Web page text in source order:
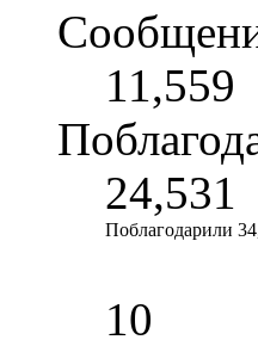
11,559
24,531
Поблагодарили
10